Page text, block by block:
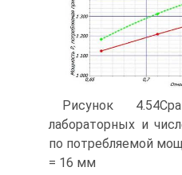
Рисунок
лабораторных и
по потребляемой
= 16 мм